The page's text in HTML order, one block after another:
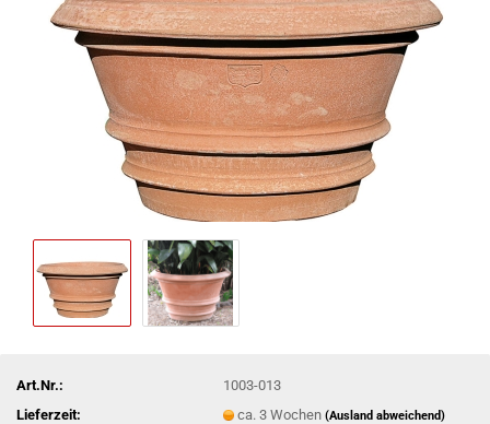
Art.Nr.:
1003-013
Lieferzeit:
ca. 3 Wochen(Ausland abweichend)